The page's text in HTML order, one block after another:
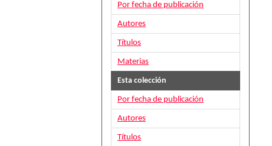
Por fecha de publicación
Autores
Títulos
Materias
Esta colección
Por fecha de publicación
Autores
Títulos